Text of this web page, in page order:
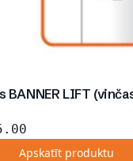
BANNER LIFT
Apskatīt produktu